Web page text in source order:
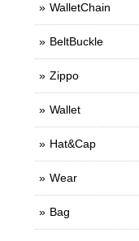
WalletChain
BeltBuckle
Zippo
Wallet
Hat&Cap
Wear
Bag